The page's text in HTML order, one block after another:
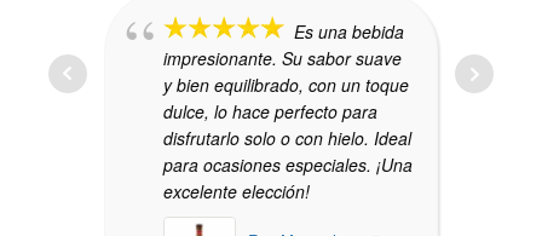
Es una bebida
impresionante. Su sabor suave
y bien equilibrado, con un toque
dulce, lo hace perfecto para
disfrutarlo solo o con hielo. Ideal
para ocasiones especiales. ¡Una
excelente elección!